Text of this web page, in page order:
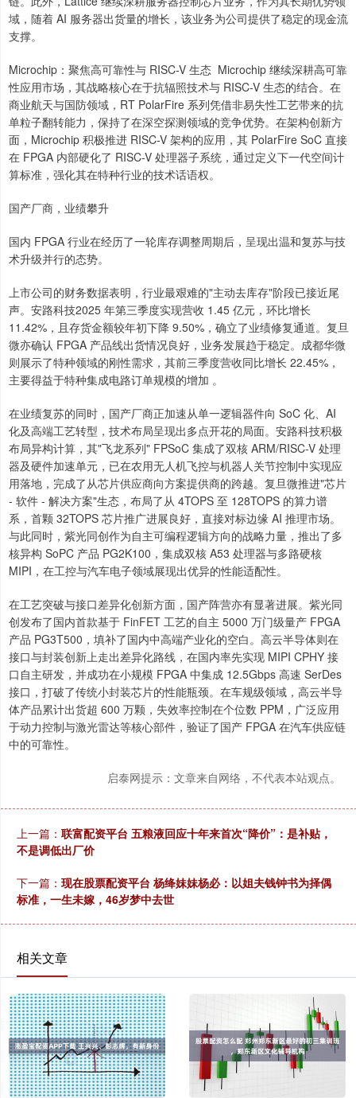
域，随着 AI 服务器出货量的增长，该业务为公司提供了稳定的现金流
支撑。
Microchip：聚焦高可靠性与 RISC-V 生态 Microchip 继续深耕高可靠
性应用市场，其战略核心在于抗辐照技术与 RISC-V 生态的结合。在
商业航天与国防领域，RT PolarFire 系列凭借非易失性工艺带来的抗
单粒子翻转能力，保持了在深空探测领域的竞争优势。在架构创新方
面，Microchip 积极推进 RISC-V 架构的应用，其 PolarFire SoC 直接
在 FPGA 内部硬化了 RISC-V 处理器子系统，通过定义下一代空间计
算标准，强化其在特种行业的技术话语权。
国产厂商，业绩攀升
国内 FPGA 行业在经历了一轮库存调整周期后，呈现出温和复苏与技
术升级并行的态势。
上市公司的财务数据表明，行业最艰难的"主动去库存"阶段已接近尾
声。安路科技2025 年第三季度实现营收 1.45 亿元，环比增长
11.42%，且存货金额较年初下降 9.50%，确立了业绩修复通道。复旦
微亦确认 FPGA 产品线出货情况良好，业务发展趋于稳定。成都华微
则展示了特种领域的刚性需求，其前三季度营收同比增长 22.45%，
主要得益于特种集成电路订单规模的增加 。
在业绩复苏的同时，国产厂商正加速从单一逻辑器件向 SoC 化、AI
化及高端工艺转型，技术布局呈现出多点开花的局面。安路科技积极
布局异构计算，其"飞龙系列" FPSoC 集成了双核 ARM/RISC-V 处理
器及硬件加速单元，已在农用无人机飞控与机器人关节控制中实现应
用落地，完成了从芯片供应商向方案提供商的跨越。复旦微推进"芯片
- 软件 - 解决方案"生态，布局了从 4TOPS 至 128TOPS 的算力谱
系，首颗 32TOPS 芯片推广进展良好，直接对标边缘 AI 推理市场。
与此同时，紫光同创作为自主可编程逻辑方向的战略力量，推出了多
核异构 SoPC 产品 PG2K100，集成双核 A53 处理器与多路硬核
MIPI，在工控与汽车电子领域展现出优异的性能适配性。
在工艺突破与接口差异化创新方面，国产阵营亦有显著进展。紫光同
创发布了国内首款基于 FinFET 工艺的自主 5000 万门级量产 FPGA
产品 PG3T500，填补了国内中高端产业化的空白。高云半导体则在
接口与封装创新上走出差异化路线，在国内率先实现 MIPI CPHY 接
口自主研发，并成功在小规模 FPGA 中集成 12.5Gbps 高速 SerDes
接口，打破了传统小封装芯片的性能瓶颈。在车规级领域，高云半导
体产品累计出货超 600 万颗，失效率控制在个位数 PPM，广泛应用
于动力控制与激光雷达等核心部件，验证了国产 FPGA 在汽车供应链
中的可靠性。
启泰网提示：文章来自网络，不代表本站观点。
上一篇： 联富配资平台 五粮液回应十年来首次“降价”：是补贴，
不是调低出厂价
下一篇： 现在股票配资平台 杨绛妹妹杨必：以姐夫钱钟书为择偶
标准，一生未嫁，46岁梦中去世
相关文章